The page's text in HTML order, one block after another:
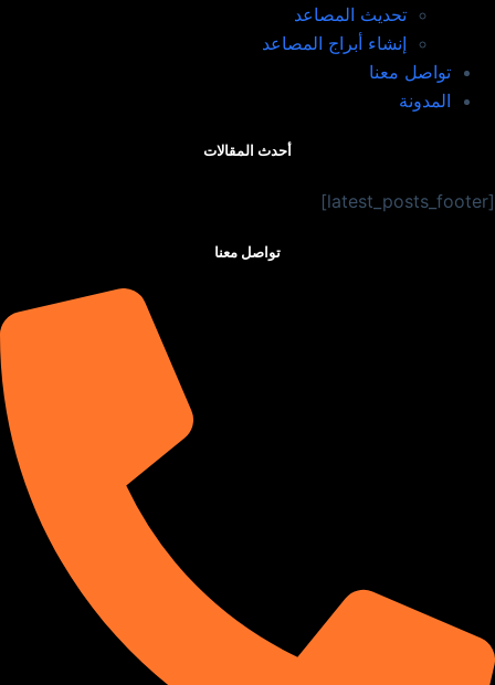
تحديث المصاعد​
إنشاء أبراج المصاعد​
تواصل معنا
المدونة
أحدث المقالات
[latest_posts_footer]
تواصل معنا